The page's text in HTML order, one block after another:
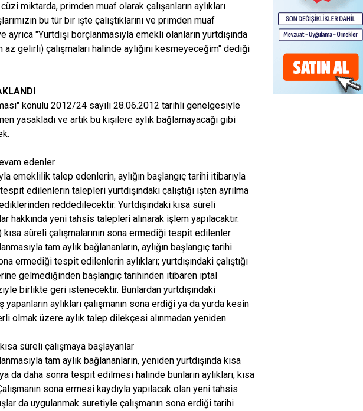
miktarda, primden muaf olarak çalışanların aylıkları
bu tür bir işte çalıştıklarını ve primden muaf
"Yurtdışı borçlanmasıyla emekli olanların yurtdışında
gelirli) çalışmaları halinde aylığını kesmeyeceğim" dediği
konulu 2012/24 sayılı 28.06.2012 tarihli genelgesiyle
yasakladı ve artık bu kişilere aylık bağlamayacağı gibi
edenler
emeklilik talep edenlerin, aylığın başlangıç tarihi itibarıyla
edilenlerin talepleri yurtdışındaki çalıştığı işten ayrılma
reddedilecektir. Yurtdışındaki kısa süreli
hakkında yeni tahsis talepleri alınarak işlem yapılacaktır.
kısa süreli çalışmalarının sona ermediği tespit edilenler
tam aylık bağlananların, aylığın başlangıç tarihi
ermediği tespit edilenlerin aylıkları; yurtdışındaki çalıştığı
gelmediğinden başlangıç tarihinden itibaren iptal
birlikte geri istenecektir. Bunlardan yurtdışındaki
aylıkları çalışmanın sona erdiği ya da yurda kesin
olmak üzere aylık talep dilekçesi alınmadan yeniden
süreli çalışmaya başlayanlar
tam aylık bağlananların, yeniden yurtdışında kısa
ya da daha sonra tespit edilmesi halinde bunların aylıkları, kısa
sona ermesi kaydıyla yapılacak olan yeni tahsis
da uygulanmak suretiyle çalışmanın sona erdiği tarihi